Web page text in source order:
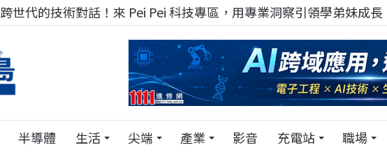
科技人的經驗傳承地！在 Pei Pei 科技專區，與學弟妹交流最硬核的技術
半導體 生活 尖端 產業 影音 充電站 職場